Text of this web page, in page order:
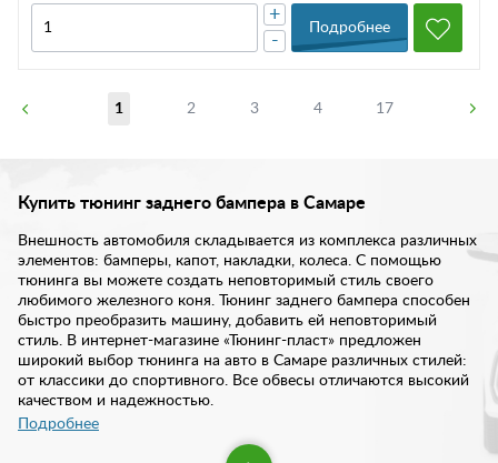
-
+
Подробнее
1 2 3 4 17
Купить тюнинг заднего бампера в Самаре
Внешность автомобиля складывается из комплекса различных
элементов: бамперы, капот, накладки, колеса. С помощью
тюнинга вы можете создать неповторимый стиль своего
любимого железного коня. Тюнинг заднего бампера способен
быстро преобразить машину, добавить ей неповторимый
стиль. В интернет-магазине «Тюнинг-пласт» предложен
широкий выбор тюнинга на авто в Самаре различных стилей:
от классики до спортивного. Все обвесы отличаются высокий
качеством и надежностью.
В нашем каталоге представлено несколько вариантов тюнинга
Подробнее